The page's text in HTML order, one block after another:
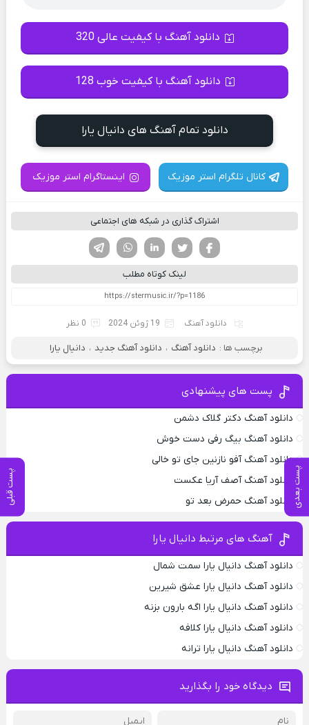
پست بعدی پست قبلی
دانلود آهنگ با کیفیت عالی 320
دانلود آهنگ با کیفیت خوب 128
دانلود تمام آهنگ های دانیال یارا
کانال تلگرام استر موزیک اینستاگرام استر موزیک
اشتراک گذاری در شبکه های اجتماعی
لینکدین تویتر
فیسوک
لینک کوتاه مطلب
دانلود آهنگ 19 ژوئن 2024 0 نظر
برچسب ها : دانلود آهنگ ، دانلود آهنگ جدید ، دانیال یارا
پست های پیشنهادی
دانلود آهنگ دکتر گلاک دشمن
دانلود آهنگ بیگ رفی دست خوش
دانلود آهنگ آفو نازنین جای تو خالی
دانلود آهنگ آصف آریا عکست
دانلود آهنگ حمرض بعد تو
آهنگ های مرتبط دانیال یارا
دانلود آهنگ دانیال یارا سمت شمال
دانلود آهنگ دانیال یارا عشق شیرین
دانلود آهنگ دانیال یارا اگه بارون بزنه
دانلود آهنگ دانیال یارا کلافه
دانلود آهنگ دانیال یارا ترانه
دیدگاه خود را بگذارید